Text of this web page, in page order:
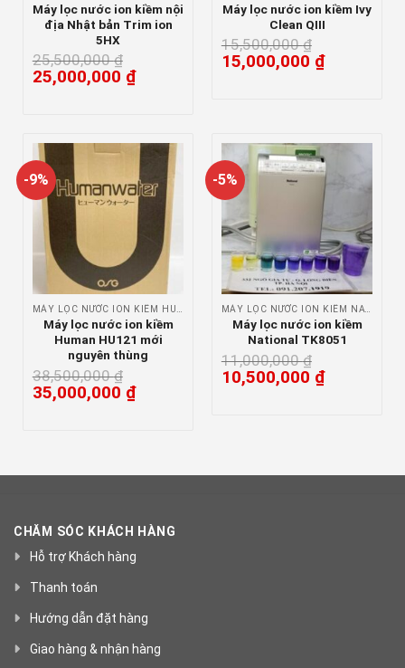
Máy lọc nước ion kiềm nội
địa Nhật bản Trim ion
5HX
25,500,000₫
25,000,000 ₫
Máy lọc nước ion kiềm Ivy
Clean QIII
15,500,000₫
15,000,000 ₫
-9%
Máy lọc nước ion kiềm
Human HU121 mới
nguyên thùng
38,500,000₫
35,000,000 ₫
-5%
Máy lọc nước ion kiềm
National TK8051
11,000,000₫
10,500,000 ₫
CHĂM SÓC KHÁCH HÀNG
Hỗ trợ Khách hàng
Thanh toán
Hướng dẫn đặt hàng
Giao hàng & nhận hàng